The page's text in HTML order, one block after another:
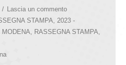
Lascia un commento
STAMPA
2023 -
MODENA RASSEGNA STAMPA